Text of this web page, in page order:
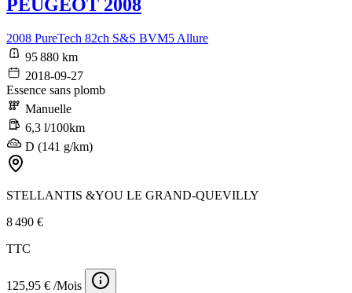
PEUGEOT 2008
2008 PureTech 82ch S&S BVM5 Allure
95 880 km
2018-09-27
Essence sans plomb
Manuelle
6,3 l/100km
D (141 g/km)
STELLANTIS &YOU LE GRAND-QUEVILLY
8 490 €
TTC
125,95 € /Mois